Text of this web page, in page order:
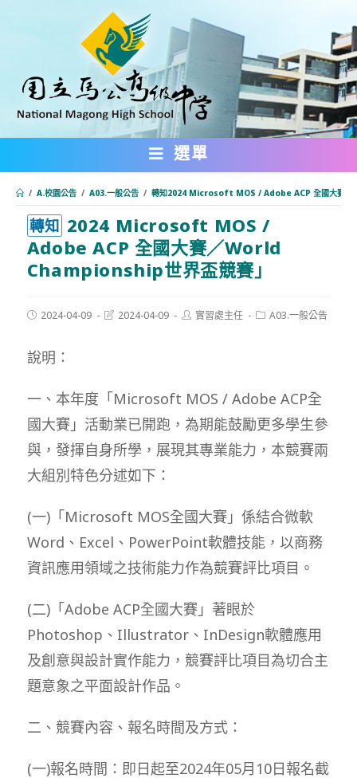
內
選單
/ A.校園公告 / A03.一般公告 / 轉知2024 Microsoft MOS / Adobe ACP 全國大賽
轉知 2024 Microsoft MOS /
Adobe ACP 全國大賽／World
Championship世界盃競賽」
Post2024-04-09
Post2024-04-09
Post實習處主任
PostA03.一般公告
說明：
一、本年度「Microsoft MOS / Adobe ACP全
國大賽」活動業已開跑，為期能鼓勵更多學生參
與，發揮自身所學，展現其專業能力，本競賽兩
大組別特色分述如下：
(一)「Microsoft MOS全國大賽」係結合微軟
Word、Excel、PowerPoint軟體技能，以商務
資訊應用領域之技術能力作為競賽評比項目。
(二)「Adobe ACP全國大賽」著眼於
Photoshop、Illustrator、InDesign軟體應用
及創意與設計實作能力，競賽評比項目為切合主
題意象之平面設計作品。
二、競賽內容、報名時間及方式：
(一)報名時間：即日起至2024年05月10日報名截